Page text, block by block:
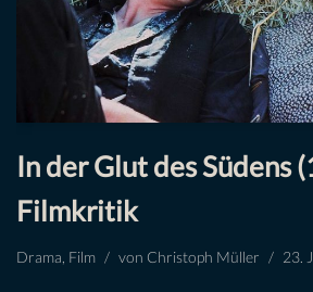
In der Glut des Südens
Filmkritik
Drama Film von Christoph Müller 23.